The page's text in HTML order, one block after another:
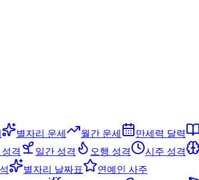
별자리 운세 월간 운세 만세력 달력
격 일간 성격 오행 성격 시주 성격
별자리 날짜표
연예인 사주